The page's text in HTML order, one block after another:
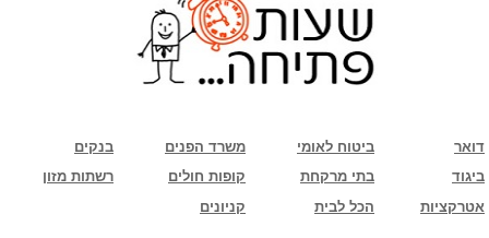
בנקים משרד הפנים ביטוח לאומי
דואר
רשתות מזון
קופות חולים בתי מרקחת
ביגוד
קניונים
הכל לבית אטרקציות